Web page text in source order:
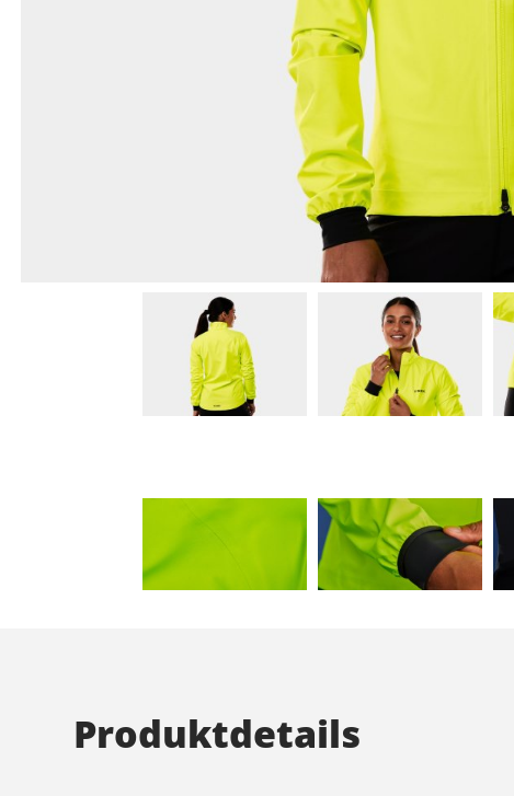
Produktdetails